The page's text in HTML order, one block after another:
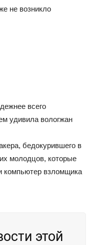
не возникло
всего
удивила вологжан
бедокурившего в
молодцов, которые
компьютер взломщика
этой